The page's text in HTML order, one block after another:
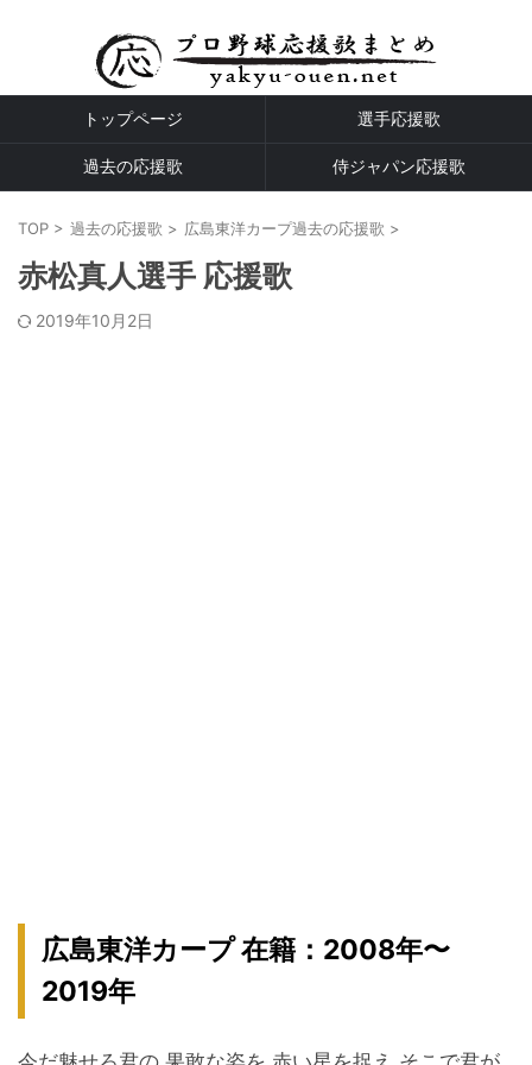
トップページ 選手応援歌
過去の応援歌 侍ジャパン応援歌
TOP > 過去の応援歌 > 広島東洋カープ過去の応援歌 >
赤松真人選手 応援歌
2019年10月2日
広島東洋カープ 在籍：2008年〜
2019年